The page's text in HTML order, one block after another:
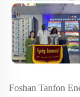
Foshan Tanfon